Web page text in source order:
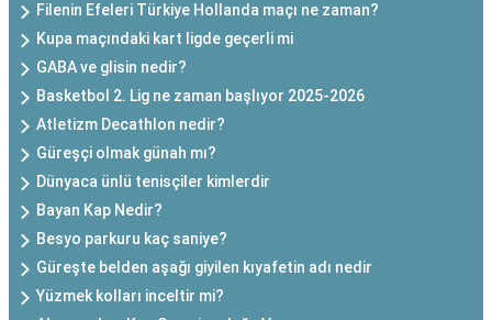
Filenin Efeleri Türkiye Hollanda maçı ne zaman?
Kupa maçındaki kart ligde geçerli mi
GABA ve glisin nedir?
Basketbol 2. Lig ne zaman başlıyor 2025-2026
Atletizm Decathlon nedir?
Güreşçi olmak günah mı?
Dünyaca ünlü tenisçiler kimlerdir
Bayan Kap Nedir?
Besyo parkuru kaç saniye?
Güreşte belden aşağı giyilen kıyafetin adı nedir
Yüzmek kolları inceltir mi?